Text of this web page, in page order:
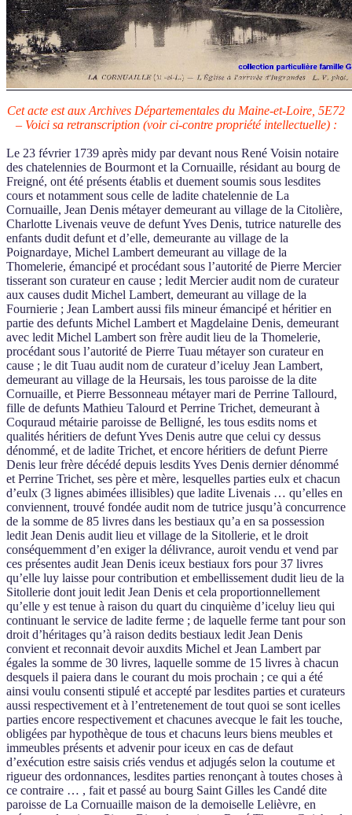
Cet acte est aux Archives Départementales du Maine-et-Loire, 5E72
– Voici sa retranscription (voir ci-contre propriété intellectuelle) :
Le 23 février 1739 après midy par devant nous René Voisin notaire
des chatelennies de Bourmont et la Cornuaille, résidant au bourg de
Freigné, ont été présents établis et duement soumis sous lesdites
cours et notamment sous celle de ladite chatelennie de La
Cornuaille, Jean Denis métayer demeurant au village de la Citolière,
Charlotte Livenais veuve de defunt Yves Denis, tutrice naturelle des
enfants dudit defunt et d’elle, demeurante au village de la
Poignardaye, Michel Lambert demeurant au village de la
Thomelerie, émancipé et procédant sous l’autorité de Pierre Mercier
tisserant son curateur en cause ; ledit Mercier audit nom de curateur
aux causes dudit Michel Lambert, demeurant au village de la
Fournierie ; Jean Lambert aussi fils mineur émancipé et héritier en
partie des defunts Michel Lambert et Magdelaine Denis, demeurant
avec ledit Michel Lambert son frère audit lieu de la Thomelerie,
procédant sous l’autorité de Pierre Tuau métayer son curateur en
cause ; le dit Tuau audit nom de curateur d’iceluy Jean Lambert,
demeurant au village de la Heursais, les tous paroisse de la dite
Cornuaille, et Pierre Bessonneau métayer mari de Perrine Tallourd,
fille de defunts Mathieu Talourd et Perrine Trichet, demeurant à
Coquraud métairie paroisse de Belligné, les tous esdits noms et
qualités héritiers de defunt Yves Denis autre que celui cy dessus
dénommé, et de ladite Trichet, et encore héritiers de defunt Pierre
Denis leur frère décédé depuis lesdits Yves Denis dernier dénommé
et Perrine Trichet, ses père et mère, lesquelles parties eulx et chacun
d’eulx (3 lignes abimées illisibles) que ladite Livenais … qu’elles en
conviennent, trouvé fondée audit nom de tutrice jusqu’à concurrence
de la somme de 85 livres dans les bestiaux qu’a en sa possession
ledit Jean Denis audit lieu et village de la Sitollerie, et le droit
conséquemment d’en exiger la délivrance, auroit vendu et vend par
ces présentes audit Jean Denis iceux bestiaux fors pour 37 livres
qu’elle luy laisse pour contribution et embellissement dudit lieu de la
Sitollerie dont jouit ledit Jean Denis et cela proportionnellement
qu’elle y est tenue à raison du quart du cinquième d’iceluy lieu qui
continuant le service de ladite ferme ; de laquelle ferme tant pour son
droit d’héritages qu’à raison dedits bestiaux ledit Jean Denis
convient et reconnait devoir auxdits Michel et Jean Lambert par
égales la somme de 30 livres, laquelle somme de 15 livres à chacun
desquels il paiera dans le courant du mois prochain ; ce qui a été
ainsi voulu consenti stipulé et accepté par lesdites parties et curateurs
aussi respectivement et à l’entretenement de tout quoi se sont icelles
parties encore respectivement et chacunes avecque le fait les touche,
obligées par hypothèque de tous et chacuns leurs biens meubles et
immeubles présents et advenir pour iceux en cas de defaut
d’exécution estre saisis criés vendus et adjugés selon la coutume et
rigueur des ordonnances, lesdites parties renonçant à toutes choses à
ce contraire … , fait et passé au bourg Saint Gilles les Candé dite
paroisse de La Cornuaille maison de la demoiselle Lelièvre, en